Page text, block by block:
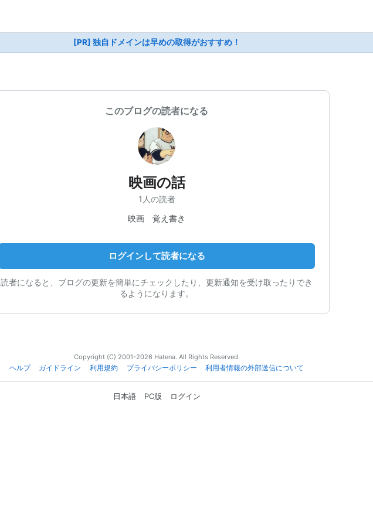
[PR] 独自ドメインは早めの取得がおすすめ！
このブログの読者になる
映画の話
1人の読者
映画 覚え書き
ログインして読者になる
読者になると、ブログの更新を簡単にチェックしたり、更新通知を受け取ったりでき
るようになります。
Copyright (C) 2001-2026 Hatena. All Rights Reserved.
ヘルプ
ガイドライン 利用規約 プライバシーポリシー 利用者情報の外部送信について
日本語 PC版 ログイン